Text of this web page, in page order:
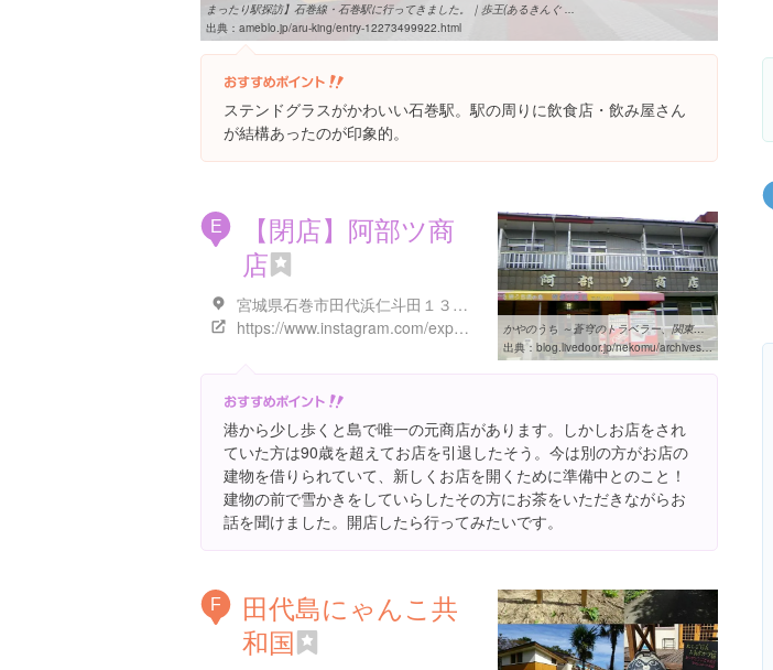
まったり駅探訪】石巻線・石巻駅に行ってきました。｜歩王(あるきんぐ ...
出典： ameblo.jp/aru-king/entry-12273499922.html
ステンドグラスがかわいい石巻駅。駅の周りに飲食店・飲み屋さん
が結構あったのが印象的。
E
【閉店】阿部ツ商
店
宮城県石巻市田代浜仁斗田１３-２
https://www.instagram.com/explore/locations/547454025284830
かやのうち ～蒼穹のトラベラー、関東・西日本の旅～ : 猫屋敷と田代島 ...
出典： blog.livedoor.jp/nekomu/archives/51119014.html
港から少し歩くと島で唯一の元商店があります。しかしお店をされ
ていた方は90歳を超えてお店を引退したそう。今は別の方がお店の
建物を借りられていて、新しくお店を開くために準備中とのこと！
建物の前で雪かきをしていらしたその方にお茶をいただきながらお
話を聞けました。開店したら行ってみたいです。
F
田代島にゃんこ共
和国